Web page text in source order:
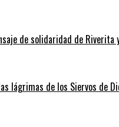
de solidaridad de
lágrimas de los Siervos de